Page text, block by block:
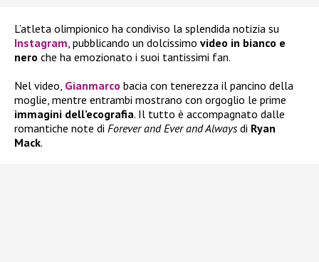
L’atleta olimpionico ha condiviso la splendida notizia su
Instagram , pubblicando un dolcissimo video in bianco e
nero che ha emozionato i suoi tantissimi fan.
Nel video, Gianmarco bacia con tenerezza il pancino della
moglie, mentre entrambi mostrano con orgoglio le prime
immagini dell’ecografia. Il tutto è accompagnato dalle
romantiche note di Forever and Ever and Alwaysdi Ryan
Mack.